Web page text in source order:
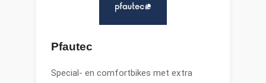
Pfautec
Special- en comfortbikes met extra